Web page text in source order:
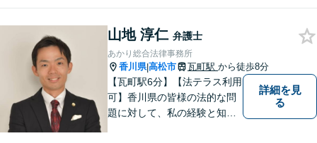
ていただきます。ご相談は無
料ですので、お気軽にご相談
ください。
山地 淳仁 弁護士
あかり総合法律事務所
香川県|高松市 瓦町駅 から徒歩8分
【瓦町駅6分】【法テラス利用
可】香川県の皆様の法的な問
題に対して、私の経験と知識
詳細を見
る